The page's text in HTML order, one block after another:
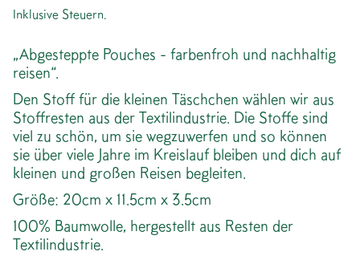
Inklusive Steuern.
„Abgesteppte Pouches - farbenfroh und nachhaltig
reisen“.
Den Stoff für die kleinen Täschchen wählen wir aus
Stoffresten aus der Textilindustrie. Die Stoffe sind
viel zu schön, um sie wegzuwerfen und so können
sie über viele Jahre im Kreislauf bleiben und dich auf
kleinen und großen Reisen begleiten.
Größe: 20cm x 11.5cm x 3.5cm
100% Baumwolle, hergestellt aus Resten der
Textilindustrie.